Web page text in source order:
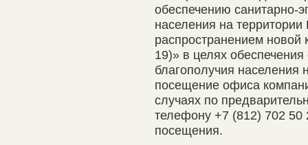
обеспечению санитарно-
населения на
распространением новой
19)» в целях
благополучия населения
посещение офиса
случаях по
телефону +7 (812) 702 50
посещения.